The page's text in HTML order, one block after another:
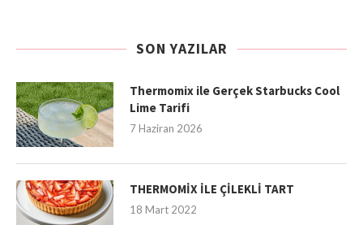
SON YAZILAR
Thermomix ile Gerçek Starbucks Cool
Lime Tarifi
7 Haziran 2026
THERMOMİX İLE ÇİLEKLİ TART
18 Mart 2022